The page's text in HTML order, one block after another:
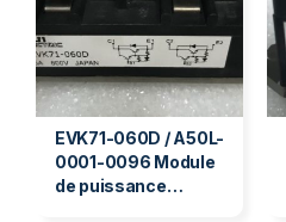
EVK71-060D / A50L-
0001-0096 Module
de puissance